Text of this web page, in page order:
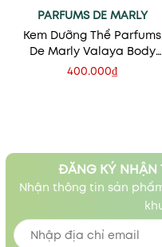
PARFUMS DE MARLY
Kem Dưỡng Thể Parfums
De Marly Valaya Body
Cream 50ml
400.000₫
ĐĂNG KÝ NHẬN
Nhận thông tin sản